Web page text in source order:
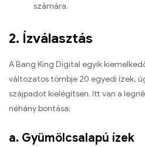
számára.
2. Ízválasztás
A Bang King Digital egyik
változatos tömbje 20 egyedi ízek,
szájpadot kielégítsen. Itt van a
néhány bontása:
a. Gyümölcsalapú ízek